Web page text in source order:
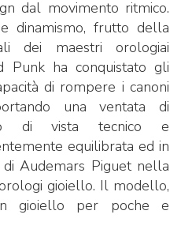
dal movimento ritmico.
dinamismo, frutto della
dei maestri orologiai
Punk ha conquistato gli
di rompere i canoni
una ventata di
di vista tecnico e
equilibrata ed in
Audemars Piguet nella
gioiello. Il modello,
gioiello per poche e